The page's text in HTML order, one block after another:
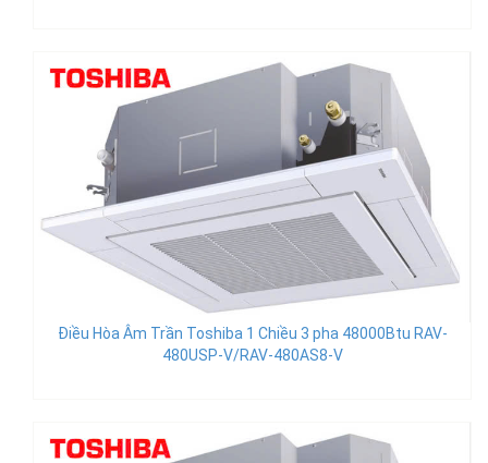
Điều Hòa Âm Trần Toshiba 1 Chiều 3 pha 48000Btu RAV-
480USP-V/RAV-480AS8-V